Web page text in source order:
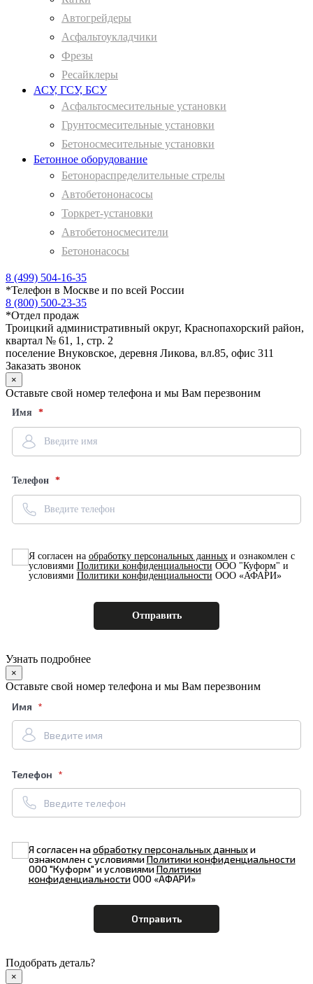
Автогрейдеры
Асфальтоукладчики
Фрезы
Ресайклеры
АСУ, ГСУ, БСУ
Асфальтосмесительные установки
Грунтосмесительные установки
Бетоносмесительные установки
Бетонное оборудование
Бетонораспределительные стрелы
Автобетононасосы
Торкрет-установки
Автобетоносмесители
Бетононасосы
8 (499) 504-16-35
*Телефон в Москве и по всей России
8 (800) 500-23-35
*Отдел продаж
Троицкий административный округ, Краснопахорский район,
квартал № 61, 1, стр. 2
поселение Внуковское, деревня Ликова, вл.85, офис 311
Заказать звонок
×
Оставьте свой номер телефона и мы Вам перезвоним
Имя
Телефон
Я согласен на обработку персональных данныхи ознакомлен с
условиями Политики конфиденциальности ООО "Куформ" и
условиями Политики конфиденциальности ООО «АФАРИ»
Узнать подробнее
×
Оставьте свой номер телефона и мы Вам перезвоним
Имя
Телефон
Я согласен наобработку персональных данныхи
ознакомлен с условиямиПолитики конфиденциальности
ООО "Куформ" и условиямиПолитики
конфиденциальностиООО «АФАРИ»
Подобрать деталь?
×